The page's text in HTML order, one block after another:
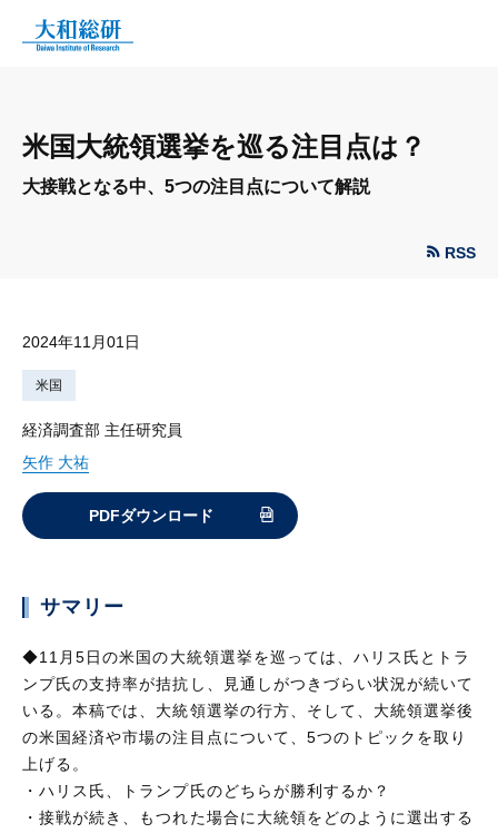
米国大統領選挙を巡る注目点は？
大接戦となる中、5つの注目点について解説
RSS
2024年11月01日
米国
経済調査部 主任研究員
矢作 大祐
PDFダウンロード
サマリー
◆11月5日の米国の大統領選挙を巡っては、ハリス氏とトラ
ンプ氏の支持率が拮抗し、見通しがつきづらい状況が続いて
いる。本稿では、大統領選挙の行方、そして、大統領選挙後
の米国経済や市場の注目点について、5つのトピックを取り
上げる。
・ハリス氏、トランプ氏のどちらが勝利するか？
・接戦が続き、もつれた場合に大統領をどのように選出する